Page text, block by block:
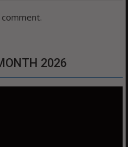
2026